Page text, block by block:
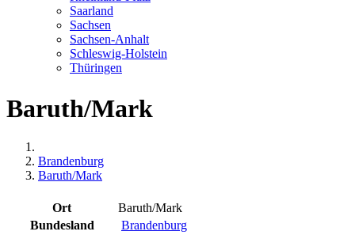
Saarland
Sachsen
Sachsen-Anhalt
Schleswig-Holstein
Thüringen
Baruth/Mark
Brandenburg
Baruth/Mark
Ort
Baruth/Mark
Bundesland
Brandenburg